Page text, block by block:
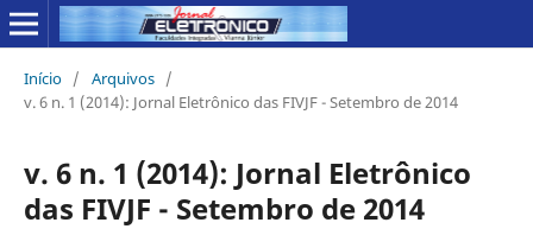
Início / Arquivos /
v. 6 n. 1 (2014): Jornal Eletrônico das FIVJF - Setembro de 2014
v. 6 n. 1 (2014): Jornal Eletrônico
das FIVJF - Setembro de 2014